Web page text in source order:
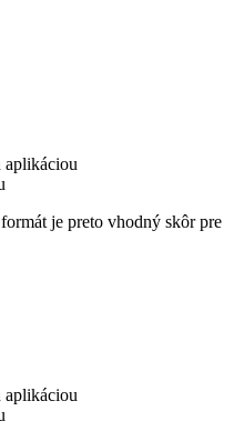
aplikáciou
je preto vhodný skôr pre
aplikáciou